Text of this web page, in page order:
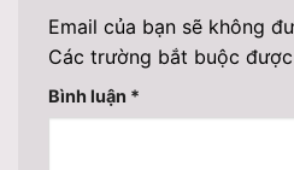
Email của bạn sẽ không
Các trường bắt buộc
Bình luận *